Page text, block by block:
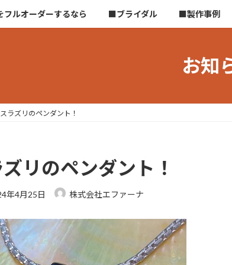
ルオーダーするなら ■ブライダル ■製作事例
お知
ラズリのペンダント！
リのペンダント！
年4月25日 株式会社エファーナ